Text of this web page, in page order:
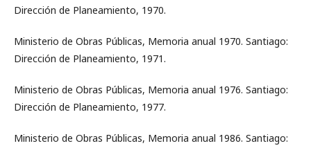
Dirección de Planeamiento, 1970.
Ministerio de Obras Públicas, Memoria anual 1970. Santiago:
Dirección de Planeamiento, 1971.
Ministerio de Obras Públicas, Memoria anual 1976. Santiago:
Dirección de Planeamiento, 1977.
Ministerio de Obras Públicas, Memoria anual 1986. Santiago: